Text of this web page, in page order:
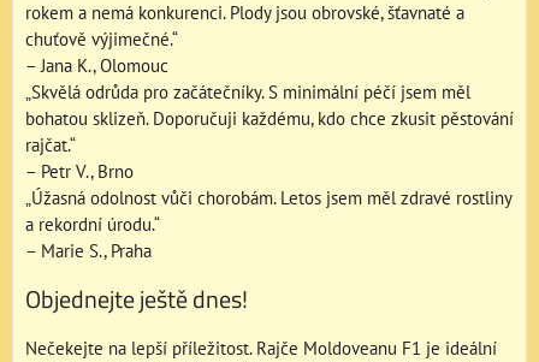
rokem a nemá konkurenci. Plody jsou obrovské, šťavnaté a
chuťově výjimečné.“
– Jana K., Olomouc
„Skvělá odrůda pro začátečníky. S minimální péčí jsem měl
bohatou sklizeň. Doporučuji každému, kdo chce zkusit pěstování
rajčat.“
– Petr V., Brno
„Úžasná odolnost vůči chorobám. Letos jsem měl zdravé rostliny
a rekordní úrodu.“
– Marie S., Praha
Objednejte ještě dnes!
Nečekejte na lepší příležitost. Rajče Moldoveanu F1 je ideální